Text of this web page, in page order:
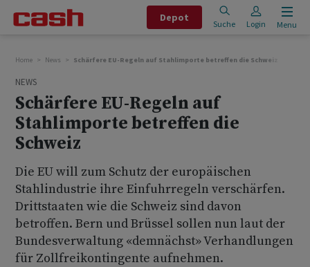
Depot
Suche Login Menu
Home News Schärfere EU-Regeln auf Stahlimporte betreffen die Schweiz
NEWS
Schärfere EU-Regeln auf
Stahlimporte betreffen die
Schweiz
Die EU will zum Schutz der europäischen
Stahlindustrie ihre Einfuhrregeln verschärfen.
Drittstaaten wie die Schweiz sind davon
betroffen. Bern und Brüssel sollen nun laut der
Bundesverwaltung «demnächst» Verhandlungen
für Zollfreikontingente aufnehmen.